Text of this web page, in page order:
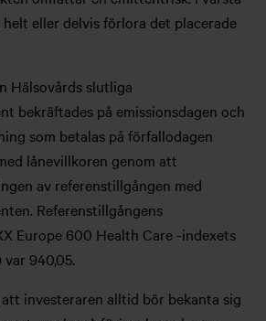
eller delvis förlora det placerade
Hälsovårds slutliga
bekräftades på emissionsdagen och
som betalas på förfallodagen
lånevillkoren genom att
av referenstillgången med
Referenstillgångens
Europe 600 Health Care -indexets
var 940,05.
investeraren alltid bör bekanta sig